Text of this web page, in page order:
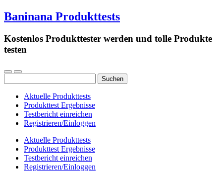
Baninana Produkttests
Kostenlos Produkttester werden und tolle Produkte
testen
nach:
Aktuelle Produkttests
Produkttest Ergebnisse
Testbericht einreichen
Registrieren/Einloggen
Aktuelle Produkttests
Produkttest Ergebnisse
Testbericht einreichen
Registrieren/Einloggen